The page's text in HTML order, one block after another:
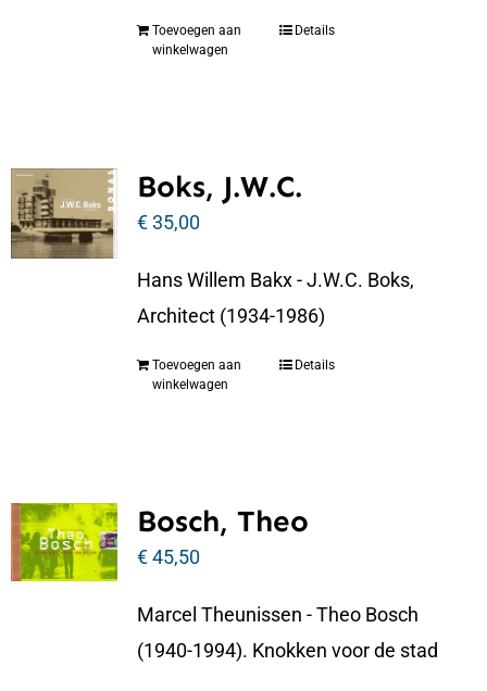
Toevoegen aan
winkelwagen
Details
Boks, J.W.C.
€35,00
Hans Willem Bakx - J.W.C. Boks,
Architect (1934-1986)
Toevoegen aan
winkelwagen
Details
Bosch, Theo
€45,50
Marcel Theunissen - Theo Bosch
(1940-1994). Knokken voor de stad